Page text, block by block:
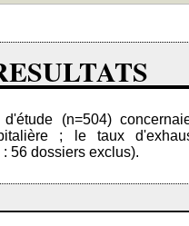
(n=504)
; le taux
56 dossiers exclus).